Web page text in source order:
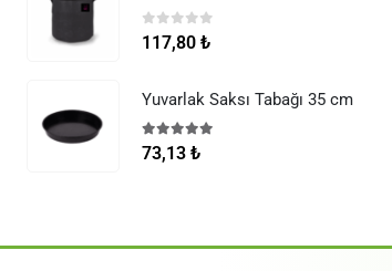
0 5 üzerinden
117,80 ₺
Yuvarlak Saksı Tabağı 35 cm
5.00 5 üzerinden
73,13 ₺